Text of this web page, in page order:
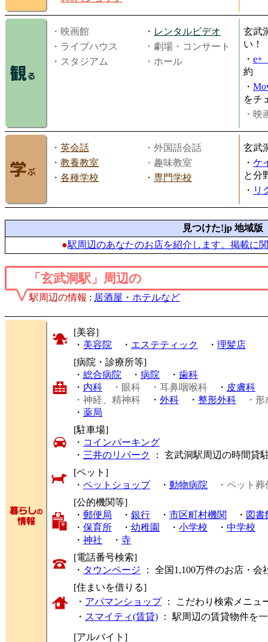
・映画館 ・ レンタルビデオ
・ライブハウス
・劇場・コンサート
・スタジアム
・ホール
玄武
い！
・ e+
約
・
をチ
・映
・ 英会話
・外国語会話
・ 教養教室
・趣味教室
・ 各種学校 ・ 専門学校
玄武
・ ケ
と分
・ リ
見つけた!jp 地域版
●駅周辺のあなたのお店を紹介します。掲載に
「玄武洞駅」周辺の
駅周辺の情報 : 居酒屋・ホテルなど
[美容]
・ 美容院 ・ エステティック ・ 理髪店
[病院・診療所等]
・ 総合病院 ・ 病院 ・ 歯科
・ 内科 ・眼科 ・耳鼻咽喉科 ・ 皮膚科
・神経、精神科 ・ 外科 ・ 整形外科
・
・ 薬局
[駐車場]
・ コインパーキング
・ 三井のリパーク
： 玄武洞駅周辺の時間貸
[ペット]
・ ペットショップ・ 動物病院
・ペット葬
[公的機関等]
・ 郵便局 ・ 銀行 ・ 市区町村機関 ・ 図書
・ 保育所 ・ 幼稚園 ・ 小学校 ・ 中学校
・ 神社 ・ 寺
[電話番号検索]
・ タウンページ ： 全国1,100万件のお店・
[住まいを借りる]
・ アパマンショップ： こだわり検索メニュ
・ スマイティ(賃貸) ： 駅周辺の賃貸物件を
[アルバイト]